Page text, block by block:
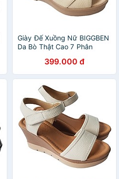
Giày Đế Xuồng Nữ BIGGBEN
Da Bò Thật Cao 7 Phân
399.000 đ